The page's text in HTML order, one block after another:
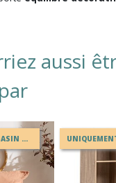
aussi
UNIQUEMENT EN MAGASIN OU EN DRIVE